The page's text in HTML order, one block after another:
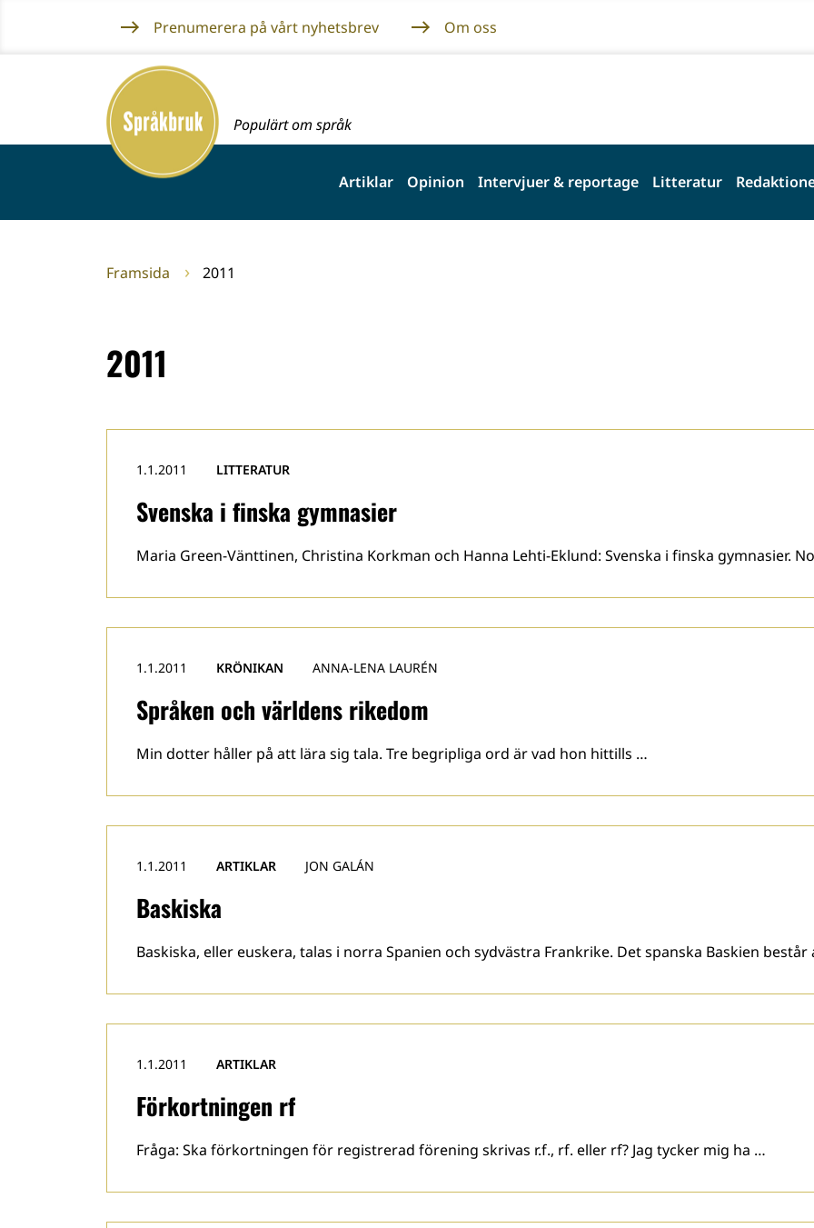
innehållet
Prenumerera på vårt nyhetsbrev Om oss
Framsida
Populärt om språk
Artiklar Opinion Intervjuer & reportage Litteratur
Framsida 2011
2011
Svenska i finska gymnasier
1.1.2011 LITTERATUR
Maria Green-Vänttinen, Christina Korkman och Hanna Lehti-Eklund: Svenska i finska gymnasier.
Språken och världens rikedom
1.1.2011 KRÖNIKAN ANNA-LENA LAURÉN
Min dotter håller på att lära sig tala. Tre begripliga ord är vad hon hittills …
Baskiska
1.1.2011 ARTIKLAR JON GALÁN
Baskiska, eller euskera, talas i norra Spanien och sydvästra Frankrike. Det spanska Baskien består
Förkortningen rf
1.1.2011 ARTIKLAR
Fråga: Ska förkortningen för registrerad förening skrivas r.f., rf. eller rf? Jag tycker mig ha …